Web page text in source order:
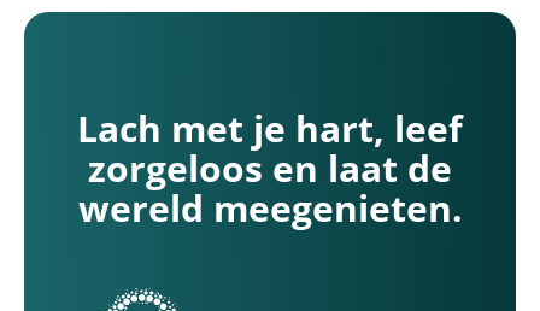
Lach met je hart, leef
zorgeloos en laat de
wereld meegenieten.